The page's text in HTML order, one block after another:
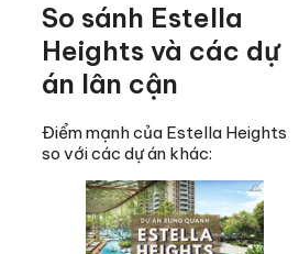
So sánh Estella
Heights và các dự
án lân cận
Điểm mạnh của Estella Heights
so với các dự án khác: